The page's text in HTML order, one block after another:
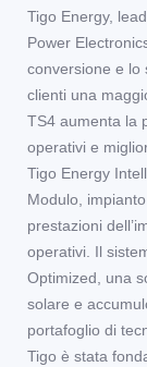
Tigo Energy,
Power
conversione e lo
clienti una
TS4 aumenta la
operativi e
Tigo Energy
Modulo,
prestazioni
operativi. Il
Optimized, una
solare e
portafoglio di
Tigo è stata